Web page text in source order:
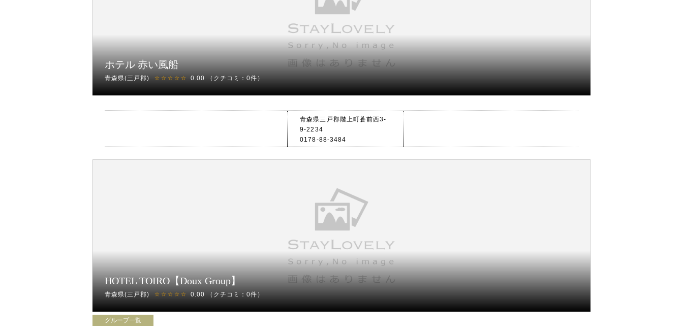
ホテル 赤い風船
青森県(三戸郡) ☆☆☆☆☆ 0.00 （クチコミ：0件）
青森県三戸郡階上町蒼前西3-
9-2234
0178-88-3484
HOTEL TOIRO【Doux Group】
青森県(三戸郡) ☆☆☆☆☆ 0.00 （クチコミ：0件）
グループ一覧